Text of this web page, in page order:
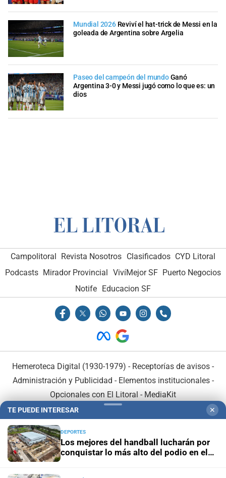
Mundial 2026 Reviví el hat-trick de Messi en la
goleada de Argentina sobre Argelia
Paseo del campeón del mundoGanó
Argentina 3-0 y Messi jugó como lo que es: un
dios
Campolitoral Revista Nosotros Clasificados CYD Litoral
Podcasts Mirador Provincial VivíMejor SF Puerto Negocios
Notife
Educacion SF
Hemeroteca Digital (1930-1979) - Receptorías de avisos -
Administración y Publicidad - Elementos institucionales-
Opcionales con El Litoral - MediaKit
TE PUEDE INTERESAR ✕
DEPORTES
Los mejores del handball lucharán por
conquistar lo más alto del podio en el